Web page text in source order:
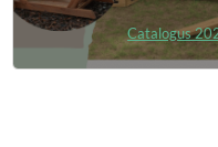
Catalogus